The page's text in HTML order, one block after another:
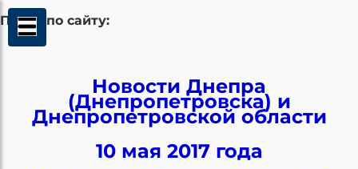
Поиск по сайту:
Новости Днепра
(Днепропетровска) и
Днепропетровской области
10 мая 2017 года